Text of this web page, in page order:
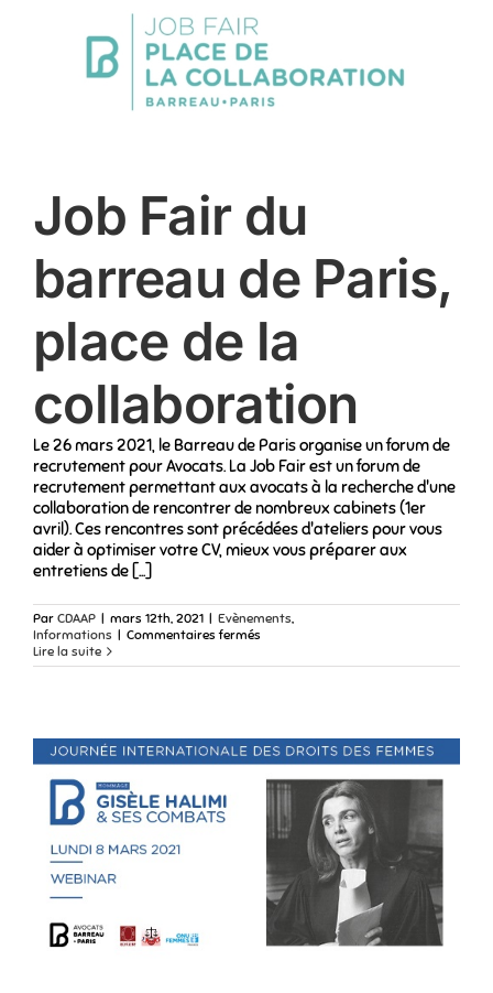
Job Fair du
barreau de Paris,
place de la
collaboration
Le 26 mars 2021, le Barreau de Paris organise un forum de
recrutement pour Avocats. La Job Fair est un forum de
recrutement permettant aux avocats à la recherche d'une
collaboration de rencontrer de nombreux cabinets (1er
avril). Ces rencontres sont précédées d'ateliers pour vous
aider à optimiser votre CV, mieux vous préparer aux
entretiens de [...]
Par CDAAP | mars 12th, 2021 | Evènements,
Informations | Commentaires fermés
Fair
place
de
la
collaboration
Lire la suite